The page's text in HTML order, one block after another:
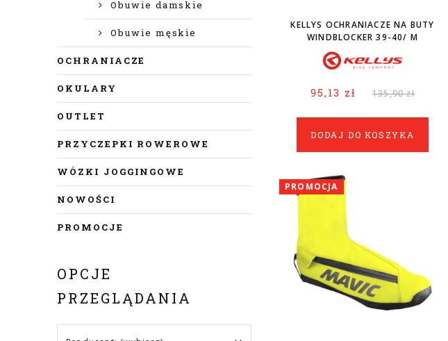
Obuwie damskie
Obuwie męskie
OCHRANIACZE
OKULARY
OUTLET
PRZYCZEPKI ROWEROWE
WÓZKI JOGGINGOWE
NOWOŚCI
PROMOCJE
OPCJE
PRZEGLĄDANIA
KELLYS OCHRANIACZE NA BUTY
WINDBLOCKER 39-40/ M
95,13 zł 135,90 zł
DODAJ DO KOSZYKA
PROMOCJA